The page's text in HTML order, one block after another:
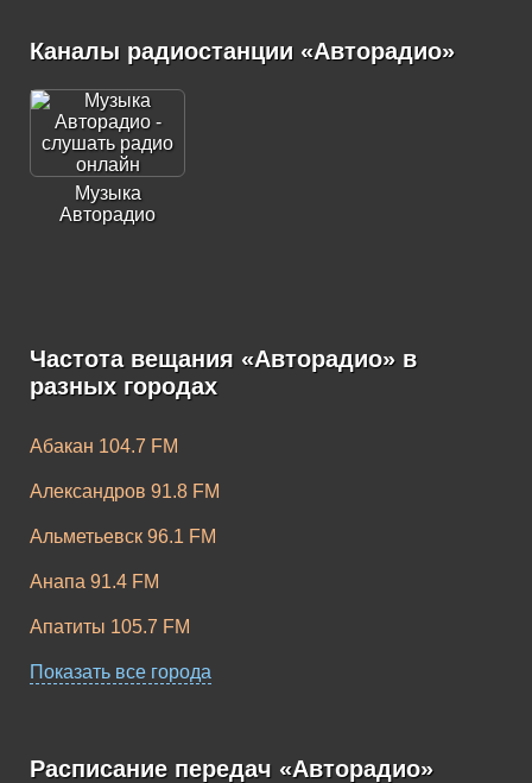
Каналы радиостанции «Авторадио»
Музыка
Авторадио
Частота вещания «Авторадио» в
разных городах
Абакан 104.7 FM
Александров 91.8 FM
Альметьевск 96.1 FM
Анапа 91.4 FM
Апатиты 105.7 FM
Апшеронск 102.9 FM
Армавир 102.3 FM
Показать все города
Расписание передач «Авторадио»